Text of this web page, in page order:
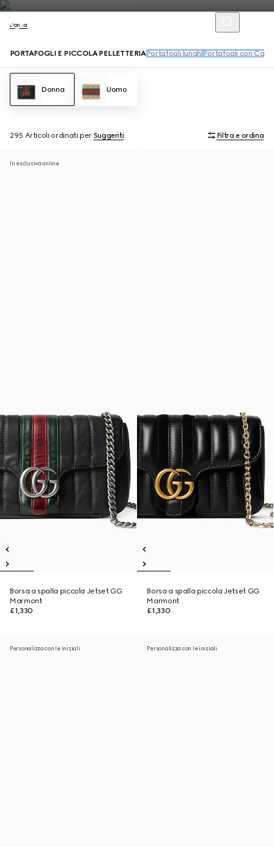
Donna
PORTAFOGLI E PICCOLA PELLETTERIAPortafogli lunghi Portafogli con
Donna Uomo
295 Articoli ordinati per Suggeriti Filtra e ordina
In esclusiva online
Borsa a spalla piccola Jetset GG
Marmont
£1,330
Borsa a spalla piccola Jetset GG
Marmont
£1,330
Personalizza con le iniziali Personalizza con le iniziali